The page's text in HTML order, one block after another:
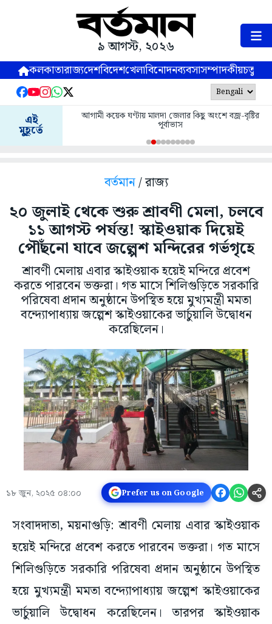
৯ আগস্ট, ২০২৬
কলকাতারাজ্যদেশবিদেশখেলাবিনোদনব্যবসাসম্পাদকীয়
এই
মুহূর্তে
আগামী কয়েক ঘণ্টায় মালদা জেলার কিছু অংশে বজ্র-বৃষ্টির
পূর্বাভাস
বর্তমান/ রাজ্য
২০ জুলাই থেকে শুরু শ্রাবণী মেলা, চলবে
১১ আগস্ট পর্যন্ত! স্কাইওয়াক দিয়েই
পৌঁছনো যাবে জল্পেশ মন্দিরের গর্ভগৃহে
শ্রাবণী মেলায় এবার স্কাইওয়াক হয়েই মন্দিরে প্রবেশ
করতে পারবেন ভক্তরা। গত মাসে শিলিগুড়িতে সরকারি
পরিষেবা প্রদান অনুষ্ঠানে উপস্থিত হয়ে মুখ্যমন্ত্রী মমতা
বন্দ্যোপাধ্যায় জল্পেশ স্কাইওয়াকের ভার্চুয়ালি উদ্বোধন
করেছিলেন।
১৮ জুন, ২০২৫ ০৪:০০ Prefer us on Google
সংবাদদাতা, ময়নাগুড়ি: শ্রাবণী মেলায় এবার স্কাইওয়াক
হয়েই মন্দিরে প্রবেশ করতে পারবেন ভক্তরা। গত মাসে
শিলিগুড়িতে সরকারি পরিষেবা প্রদান অনুষ্ঠানে উপস্থিত
হয়ে মুখ্যমন্ত্রী মমতা বন্দ্যোপাধ্যায় জল্পেশ স্কাইওয়াকের
ভার্চুয়ালি উদ্বোধন করেছিলেন। তারপর স্কাইওয়াক